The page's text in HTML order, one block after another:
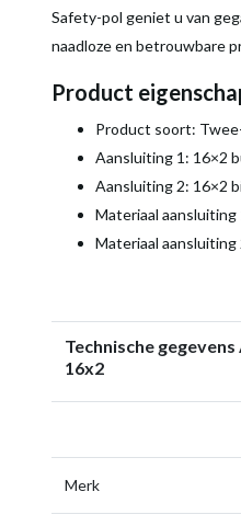
Safety-pol geniet u van
naadloze en betrouwbare
Product
Product soort:
Aansluiting 1: 16×2
Aansluiting 2: 16×2
Materiaal aansluiting
Materiaal aansluiting
Technische
16x2
Merk